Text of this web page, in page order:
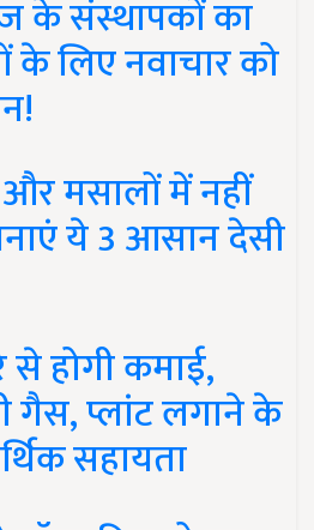
के संस्थापकों का
के लिए नवाचार को
मसालों में नहीं
ये 3 आसान देसी
होगी कमाई,
गैस, प्लांट लगाने के
सहायता